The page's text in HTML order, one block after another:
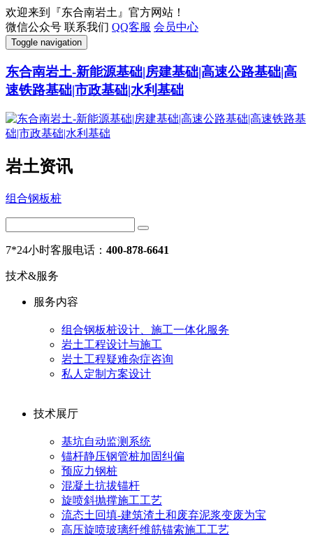
欢迎来到『东合南岩土』官方网站！
微信公众号 联系我们 QQ客服 会员中心
Toggle navigation
东合南岩土-新能源基础|房建基础|高速公路基础|高
速铁路基础|市政基础|水利基础
岩土资讯
组合钢板桩
7*24小时客服电话： 400-878-6641
技术&服务
服务内容
组合钢板桩设计、施工一体化服务
岩土工程设计与施工
岩土工程疑难杂症咨询
私人定制方案设计
技术展厅
基坑自动监测系统
锚杆静压钢管桩加固纠偏
预应力钢桩
混凝土抗拔锚杆
旋喷斜抛撑施工工艺
流态土回填-建筑渣土和废弃泥浆变废为宝
高压旋喷玻璃纤维筋锚索施工工艺